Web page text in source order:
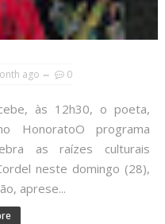
ago 0
às 12h30, o poeta,
HonoratoO programa
as raízes culturais
neste domingo (28),
aprese...